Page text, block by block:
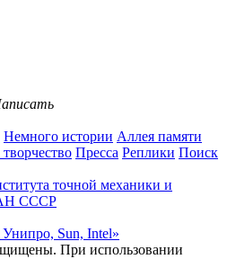
Немного истории Аллея памяти
Пресса Реплики Поиск
точной механики и
АН СССР
Sun, Intel»
При использовании